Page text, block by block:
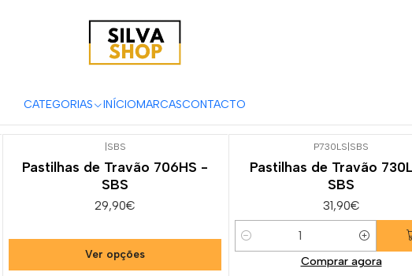
CATEGORIAS INÍCIOMARCASCONTACTO
Monster 797
SBS
Pastilhas de Travão 706HS -
SBS
29,90€
Ver opções
P730LS SBS
Pastilhas de Travão
SBS
31,90€
Quantidade
Comprar agora